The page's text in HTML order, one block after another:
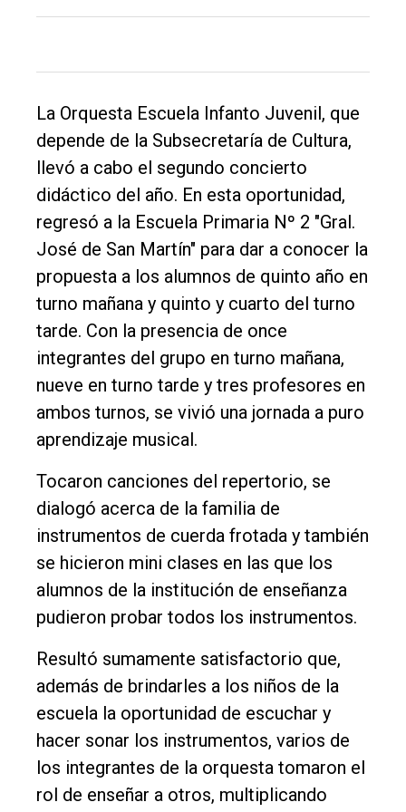
Deportes
Empresa
Nosotros
Contacto
La Orquesta Escuela Infanto Juvenil, que
depende de la Subsecretaría de Cultura,
llevó a cabo el segundo concierto
didáctico del año. En esta oportunidad,
regresó a la Escuela Primaria Nº 2 "Gral.
José de San Martín" para dar a conocer la
propuesta a los alumnos de quinto año en
turno mañana y quinto y cuarto del turno
tarde. Con la presencia de once
integrantes del grupo en turno mañana,
nueve en turno tarde y tres profesores en
ambos turnos, se vivió una jornada a puro
aprendizaje musical.
Tocaron canciones del repertorio, se
dialogó acerca de la familia de
instrumentos de cuerda frotada y también
se hicieron mini clases en las que los
alumnos de la institución de enseñanza
pudieron probar todos los instrumentos.
Resultó sumamente satisfactorio que,
además de brindarles a los niños de la
escuela la oportunidad de escuchar y
hacer sonar los instrumentos, varios de
los integrantes de la orquesta tomaron el
rol de enseñar a otros, multiplicando